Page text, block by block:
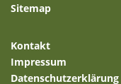
Sitemap
Kontakt
Impressum
Datenschutzerklärung